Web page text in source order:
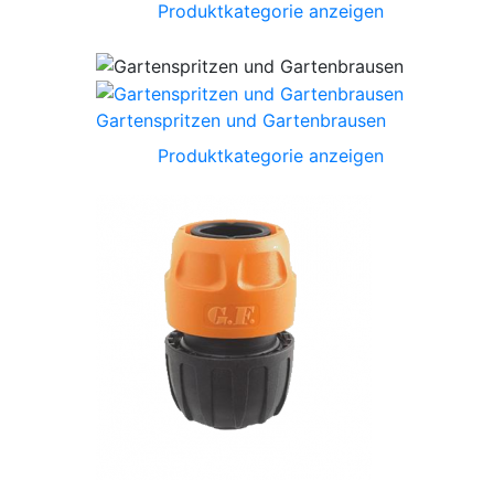
Produktkategorie anzeigen
Gartenspritzen und Gartenbrausen
Produktkategorie anzeigen